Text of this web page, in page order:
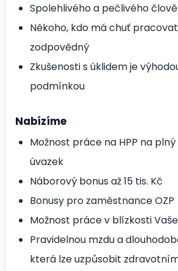
Spolehlivého a pečlivého
Někoho, kdo má chuť
zodpovědný
Zkušenosti s úklidem je
podmínkou
Nabízíme
Možnost práce na HPP na
úvazek
Náborový bonus až 15 tis. Kč
Bonusy pro zaměstnance OZP
Možnost práce v blízkosti
Pravidelnou mzdu a
která lze uzpůsobit